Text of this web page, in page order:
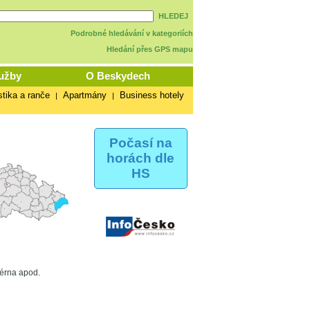
HLEDEJ
Podrobné hledávání v kategoriích
Hledání přes GPS mapu
O Beskydech
a ranče | Apartmány | Business hotely
apod.
Počasí na
horách dle
HS